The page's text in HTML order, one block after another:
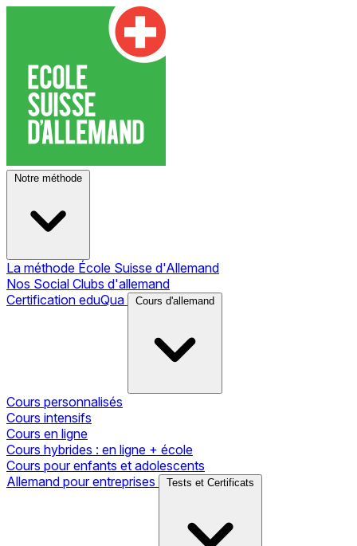
Notre méthode
La méthode École Suisse d'Allemand
Nos Social Clubs d'allemand
Certification eduQua
Cours d'allemand
Cours personnalisés
Cours intensifs
Cours en ligne
Cours hybrides : en ligne + école
Cours pour enfants et adolescents
Allemand pour entreprises
Tests et Certificats